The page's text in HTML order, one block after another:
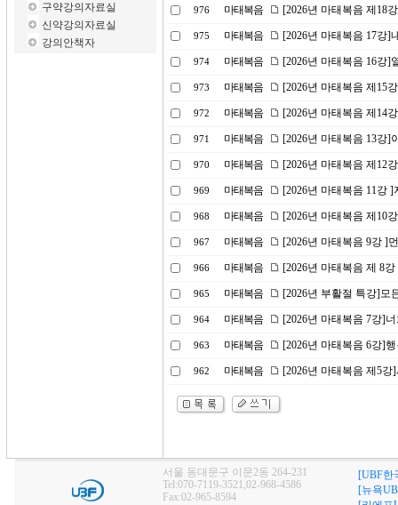
구약강의자료실
신약강의자료실
강의안책자
976 마태복음 [2026년 마태복음 제18
975 마태복음 [2026년 마태복음 17강]
974 마태복음 [2026년 마태복음 16강]
973 마태복음 [2026년 마태복음 제15
972 마태복음 [2026년 마태복음 제14
971 마태복음 [2026년 마태복음 13강]
970 마태복음 [2026년 마태복음 제12
969 마태복음 [2026년 마태복음 11강
968 마태복음 [2026년 마태복음 제10
967 마태복음 [2026년 마태복음 9강 ]
966 마태복음 [2026년 마태복음 제 8
965 마태복음 [2026년 부활절 특강]모
964 마태복음 [2026년 마태복음 7강]
963 마태복음 [2026년 마태복음 6강]
962 마태복음 [2026년 마태복음 제5
서울 동대문구 이문2동 264-231
Tel:070-7119-3521,02-968-4586
Fax:02-965-8594
[UBF한
[뉴욕